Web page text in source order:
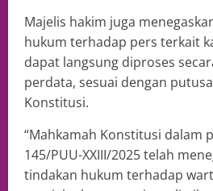
Majelis hakim juga
hukum terhadap pers terkait
dapat langsung diproses
perdata, sesuai dengan
Konstitusi.
“Mahkamah Konstitusi dalam
145/PUU-XXIII/2025 telah
tindakan hukum terhadap